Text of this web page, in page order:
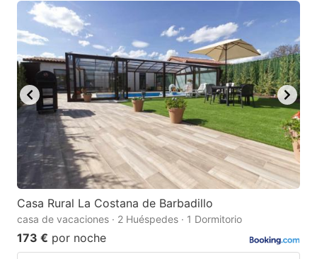
Casa Rural La Costana de Barbadillo
casa de vacaciones · 2 Huéspedes · 1 Dormitorio
173 € por noche